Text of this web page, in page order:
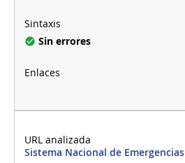
Sin errores
Sistema Nacional de Emergencias